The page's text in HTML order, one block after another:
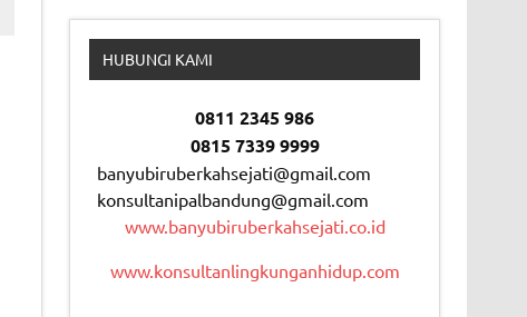
HUBUNGI KAMI
0811 2345 986
0815 7339 9999
banyubiruberkahsejati@gmail.com
konsultanipalbandung@gmail.com
www.banyubiruberkahsejati.co.id
www.konsultanlingkunganhidup.com